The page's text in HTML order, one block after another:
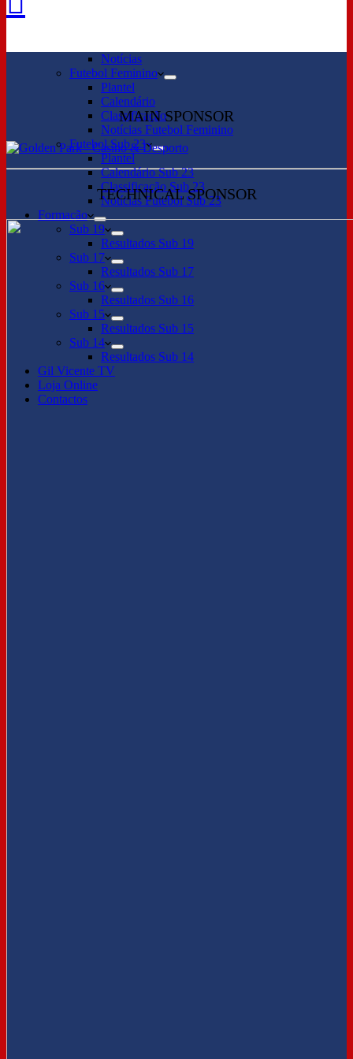
Notícias
Futebol Feminino
Plantel
Calendário
Classificação
Notícias Futebol Feminino
Futebol Sub 23
Plantel
Calendário Sub 23
Classificação Sub 23
Notícias Futebol Sub 23
Formação
Sub 19
Resultados Sub 19
Sub 17
Resultados Sub 17
Sub 16
Resultados Sub 16
Sub 15
Resultados Sub 15
Sub 14
Resultados Sub 14
Gil Vicente TV
Loja Online
Contactos
MAIN SPONSOR
TECHNICAL SPONSOR